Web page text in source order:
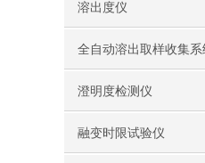
溶出度仪
全自动溶出取样收集系
澄明度检测仪
融变时限试验仪